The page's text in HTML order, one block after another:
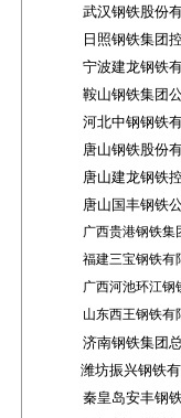
武汉钢铁股份
日照钢铁集团
宁波建龙钢铁
鞍山钢铁集团
河北中钢钢铁
唐山钢铁股份
唐山建龙钢铁
唐山国丰钢铁
广西贵港钢铁集
福建三宝钢铁有
广西河池环江钢
山东西王钢铁有
济南钢铁集团
潍坊振兴钢铁
秦皇岛安丰钢